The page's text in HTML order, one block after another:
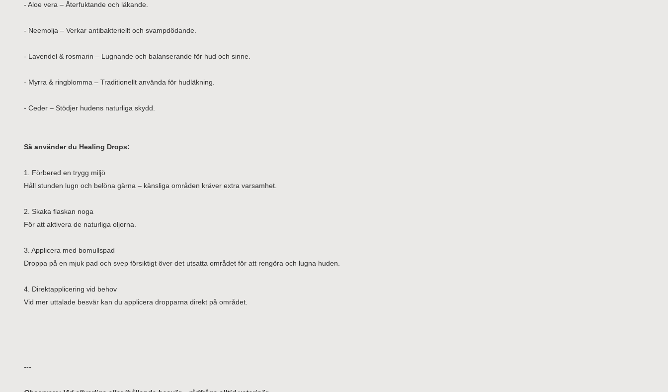
- Aloe vera – Återfuktande och läkande.
- Neemolja – Verkar antibakteriellt och svampdödande.
- Lavendel & rosmarin – Lugnande och balanserande för hud och sinne.
- Myrra & ringblomma – Traditionellt använda för hudläkning.
- Ceder – Stödjer hudens naturliga skydd.
Så använder du Healing Drops:
1. Förbered en trygg miljö
Håll stunden lugn och belöna gärna – känsliga områden kräver extra varsamhet.
2. Skaka flaskan noga
För att aktivera de naturliga oljorna.
3. Applicera med bomullspad
Droppa på en mjuk pad och svep försiktigt över det utsatta området för att rengöra och lugna huden.
4. Direktapplicering vid behov
Vid mer uttalade besvär kan du applicera dropparna direkt på området.
---